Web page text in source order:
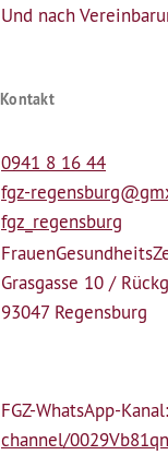
Und nach
Kontakt
0941 8 16 44
fgz-
fgz_regensburg
Grasgasse 10 /
93047 Regensburg
FGZ-WhatsApp-Kanal:
channel/